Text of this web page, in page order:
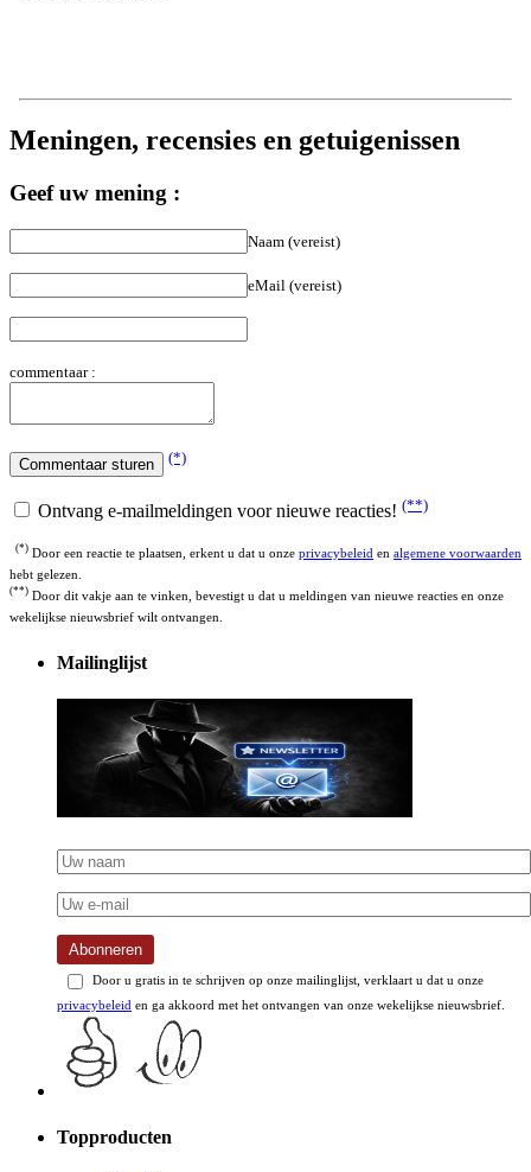
hebt gelezen.
(**) Door dit vakje aan te vinken, bevestigt u dat u meldingen van nieuwe reacties en onze
wekelijkse nieuwsbrief wilt ontvangen.
Door u gratis in te schrijven op onze mailinglijst, verklaart u dat u onze
privacybeleid en ga akkoord met het ontvangen van onze wekelijkse nieuwsbrief.